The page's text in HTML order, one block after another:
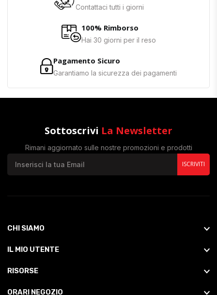
Contattaci tutti i giorni
100% Rimborso
Hai 30 giorni per il reso
Pagamento Sicuro
Garantiamo la sicurezza dei pagamenti
Sottoscrivi La Newsletter
Rimani aggiornato sulle nostre promozioni e prodotti
ISCRIVITI
CHI SIAMO
IL MIO UTENTE
RISORSE
ORARI NEGOZIO